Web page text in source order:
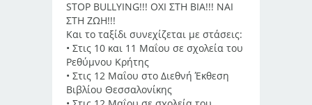
STOP BULLYING!!! ΟΧΙ ΣΤΗ ΒΙΑ!!! ΝΑΙ
ΣΤΗ ΖΩΗ!!!
Και το ταξίδι συνεχίζεται με στάσεις:
• Στις 10 και 11 Μαΐου σε σχολεία του
Ρεθύμνου Κρήτης
• Στις 12 Μαΐου στο Διεθνή Έκθεση
Βιβλίου Θεσσαλονίκης